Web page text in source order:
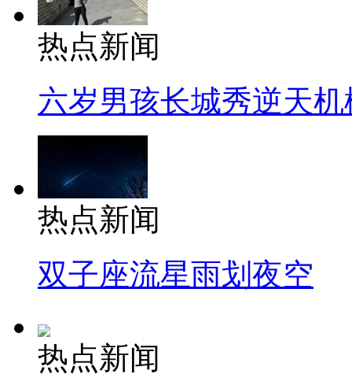
热点新闻
六岁男孩长城秀逆天机
热点新闻
双子座流星雨划夜空
热点新闻